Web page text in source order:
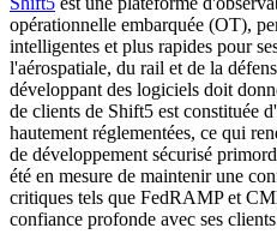
opérationnelle embarquée (OT),
intelligentes et plus rapides pour
l'aérospatiale, du rail et de la
développant des logiciels doit
de clients de Shift5 est constituée
hautement réglementées, ce qui
de développement sécurisé
été en mesure de maintenir une
critiques tels que FedRAMP et
confiance profonde avec ses